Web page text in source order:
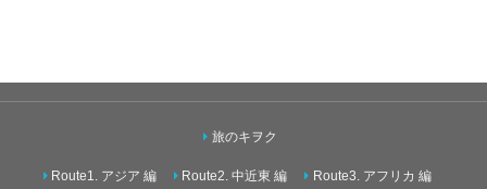
旅のキヲク
Route1. アジア 編 Route2. 中近東 編
Route3. アフリカ 編